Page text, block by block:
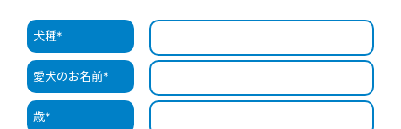
犬種*
愛犬のお名前*
歳*